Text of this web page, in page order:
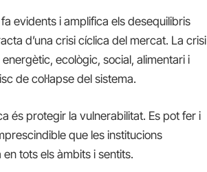
evidents i amplifica els desequilibris
d’una crisi cíclica del mercat. La crisi
ecològic, social, alimentari i
de col·lapse del sistema.
és protegir la vulnerabilitat. Es pot fer i
que les institucions
tots els àmbits i sentits.